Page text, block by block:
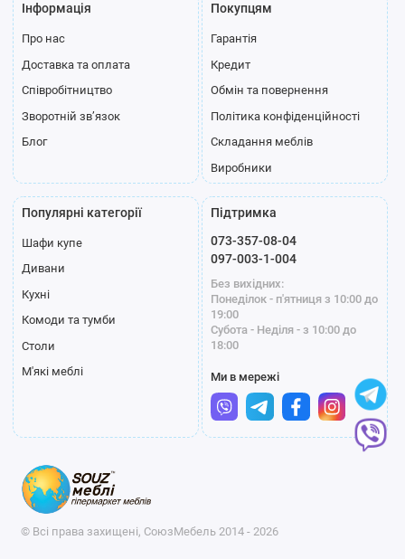
Інформація
Про нас
Доставка та оплата
Співробітництво
Зворотній зв’язок
Блог
Покупцям
Гарантія
Кредит
Обмін та повернення
Політика конфіденційності
Складання меблів
Виробники
Популярні категорії
Шафи купе
Дивани
Кухні
Комоди та тумби
Столи
М'які меблі
Підтримка
073-357-08-04
097-003-1-004
Без вихідних:
Понеділок - п'ятниця з 10:00 до
19:00
Субота - Неділя - з 10:00 до
18:00
Ми в мережі
© Всі права захищені, СоюзМебель 2014 - 2026